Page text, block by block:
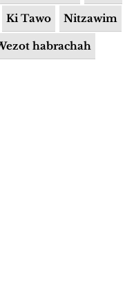
Ki Tawo Nitzawim
habrachah